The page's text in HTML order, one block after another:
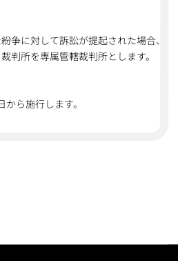
争に対して訴訟が提起された場合、
判所を専属管轄裁判所とします。
から施行します。